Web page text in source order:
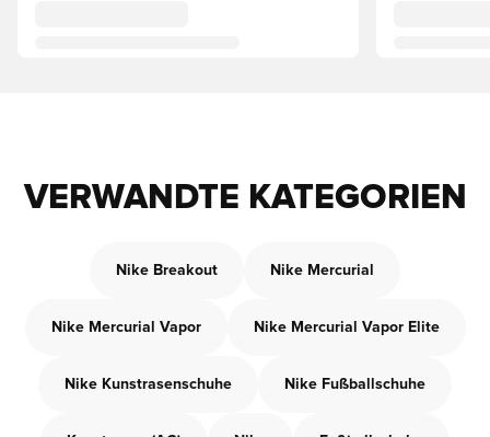
VERWANDTE KATEGORIEN
Nike Breakout Nike Mercurial
Nike Mercurial Vapor Nike Mercurial Vapor Elite
Nike Kunstrasenschuhe Nike Fußballschuhe